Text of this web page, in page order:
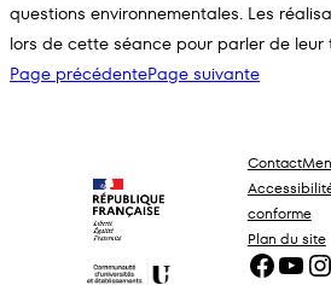
questions environnementales. Les
lors de cette séance pour parler de leur
Page précédentePage suivante
Contact
conforme
Plan du site
Facebook YouTube Instagram